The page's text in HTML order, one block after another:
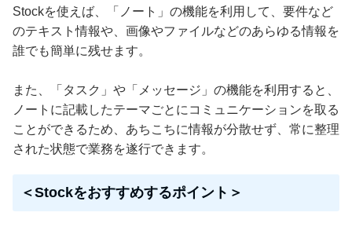
Stockを使えば、「ノート」の機能を利用して、要件など
のテキスト情報や、画像やファイルなどのあらゆる情報を
誰でも簡単に残せます。
また、「タスク」や「メッセージ」の機能を利用すると、
ノートに記載したテーマごとにコミュニケーションを取る
ことができるため、あちこちに情報が分散せず、常に整理
された状態で業務を遂行できます。
＜Stockをおすすめするポイント＞